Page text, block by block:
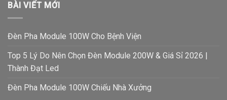
BÀI VIẾT MỚI
Đèn Pha Module 100W Cho Bệnh Viện
Top 5 Lý Do Nên Chọn Đèn Module 200W & Giá Sỉ 2026 |
Thành Đạt Led
Đèn Pha Module 100W Chiếu Nhà Xưởng